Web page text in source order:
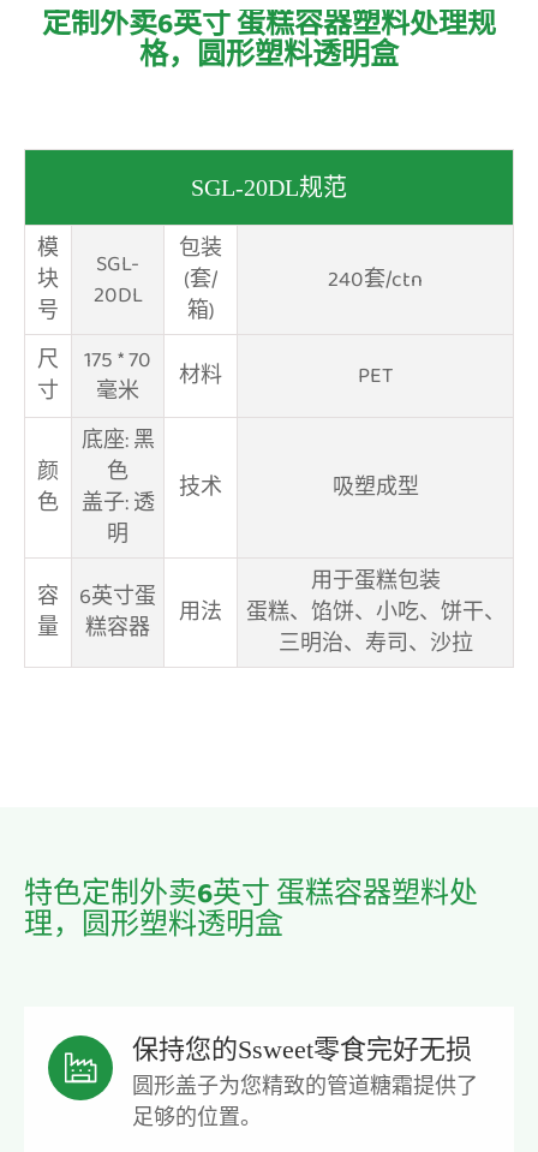
定制外卖6英寸 蛋糕容器塑料处理规
格，圆形塑料透明盒
SGL-20DL规范
模
块
号
SGL-
20DL
包装
(套/
箱)
240套/ctn
尺
寸
175 * 70
毫米
材料 PET
颜
色
底座: 黑
色
盖子: 透
明
技术 吸塑成型
容
量
6英寸蛋
糕容器
用法
用于蛋糕包装
蛋糕、馅饼、小吃、饼干、
三明治、寿司、沙拉
特色定制外卖6英寸 蛋糕容器塑料处
理，圆形塑料透明盒

保持您的Ssweet零食完好无损
圆形盖子为您精致的管道糖霜提供了
足够的位置。